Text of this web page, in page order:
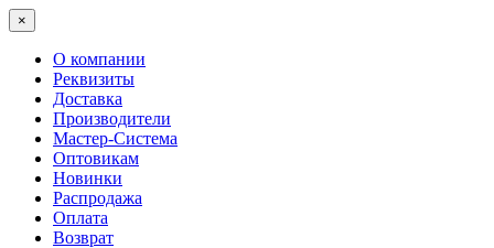
×
О компании
Реквизиты
Доставка
Производители
Мастер-Система
Оптовикам
Новинки
Распродажа
Оплата
Возврат